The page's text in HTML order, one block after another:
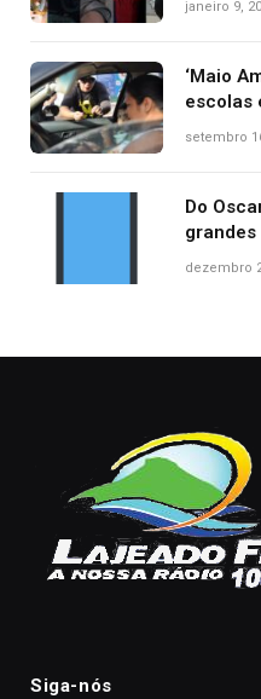
janeiro 9,
‘Maio
escolas
setembro
Do
dezembro
Siga-nós